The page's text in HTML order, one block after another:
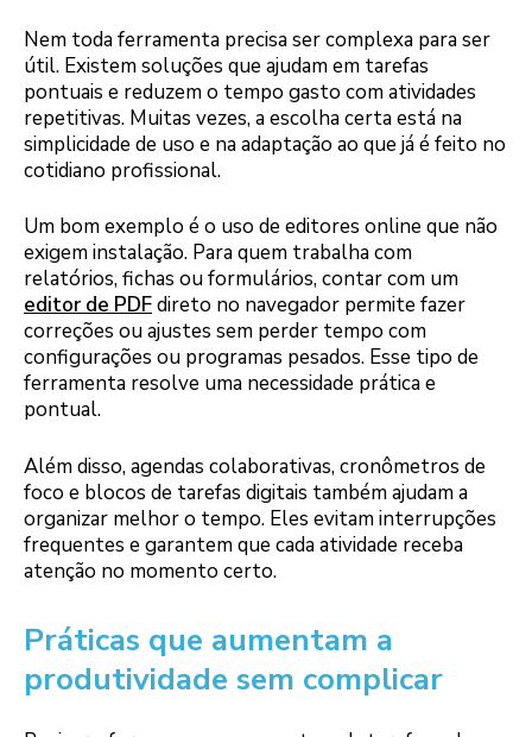
Nem toda ferramenta precisa ser complexa para ser
útil. Existem soluções que ajudam em tarefas
pontuais e reduzem o tempo gasto com atividades
repetitivas. Muitas vezes, a escolha certa está na
simplicidade de uso e na adaptação ao que já é feito no
cotidiano profissional.
Um bom exemplo é o uso de editores online que não
exigem instalação. Para quem trabalha com
relatórios, fichas ou formulários, contar com um
editor de PDFdireto no navegador permite fazer
correções ou ajustes sem perder tempo com
configurações ou programas pesados. Esse tipo de
ferramenta resolve uma necessidade prática e
pontual.
Além disso, agendas colaborativas, cronômetros de
foco e blocos de tarefas digitais também ajudam a
organizar melhor o tempo. Eles evitam interrupções
frequentes e garantem que cada atividade receba
atenção no momento certo.
Práticas que aumentam a
produtividade sem complicar